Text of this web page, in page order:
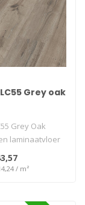
Grey oak
Grey Oak
laminaatvloer
grijze
/ m²